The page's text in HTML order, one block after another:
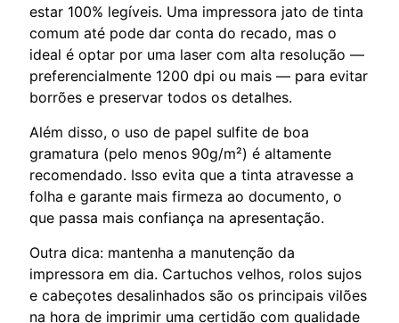
estar 100% legíveis. Uma impressora jato de tinta
comum até pode dar conta do recado, mas o
ideal é optar por uma laser com alta resolução —
preferencialmente 1200 dpi ou mais — para evitar
borrões e preservar todos os detalhes.
Além disso, o uso de papel sulfite de boa
gramatura (pelo menos 90g/m²) é altamente
recomendado. Isso evita que a tinta atravesse a
folha e garante mais firmeza ao documento, o
que passa mais confiança na apresentação.
Outra dica: mantenha a manutenção da
impressora em dia. Cartuchos velhos, rolos sujos
e cabeçotes desalinhados são os principais vilões
na hora de imprimir uma certidão com qualidade